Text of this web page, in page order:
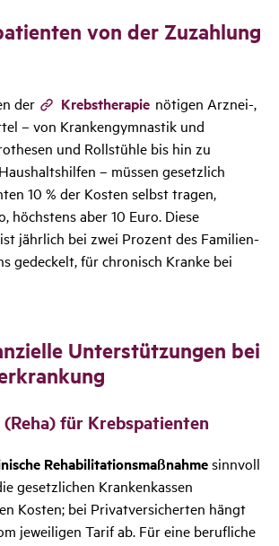
von der Zuzah­lung
der Krebstherapie nötigen Arznei-,
– von Krankengymnastik und
und Rollstühle bis hin zu
– müssen gesetzlich
10 % der Kosten selbst tragen,
höchstens aber 10 Euro. Diese
jährlich bei zwei Prozent des Familien-
gedeckelt, für chronisch Kranke bei
Unter­stüt­zungen bei
für Krebs­pa­ti­enten
Rehabilitationsmaßnahmesinnvoll
gesetzlichen Krankenkassen
Kosten; bei Privatversicherten hängt
jeweiligen Tarif ab. Für eine berufliche